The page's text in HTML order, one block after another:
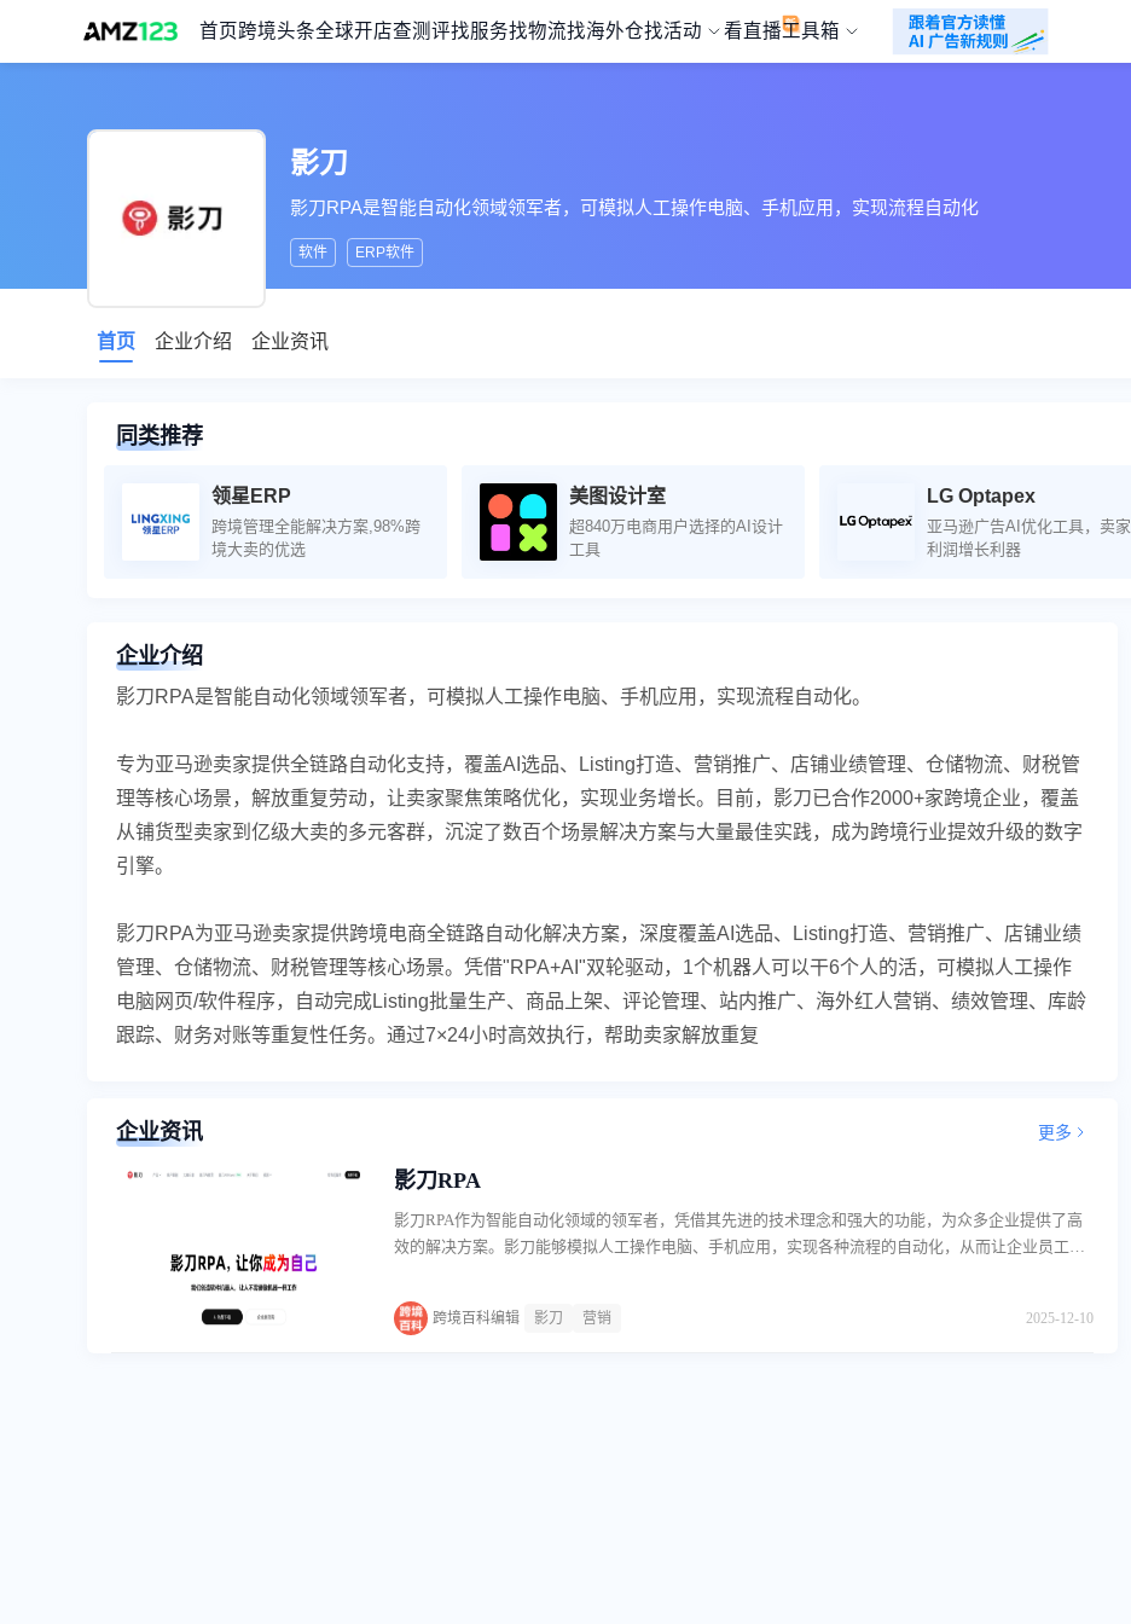
首页 跨境头条全球开店查测评找服务找物流找海外仓找活动 看直播工具箱
影刀
影刀RPA是智能自动化领域领军者，可模拟人工操作电脑、手机应用，实现流程自动化
软件 ERP软件
首页 企业介绍 企业资讯
同类推荐
领星ERP
跨境管理全能解决方案,98%跨
境大卖的优选
美图设计室
超840万电商用户选择的AI设计
工具
LG Optapex
亚马逊广告AI优化工具，卖家
利润增长利器
企业介绍
影刀RPA是智能自动化领域领军者，可模拟人工操作电脑、手机应用，实现流程自动化。
专为亚马逊卖家提供全链路自动化支持，覆盖AI选品、Listing打造、营销推广、店铺业绩管理、仓储物流、财税管
理等核心场景，解放重复劳动，让卖家聚焦策略优化，实现业务增长。目前，影刀已合作2000+家跨境企业，覆盖
从铺货型卖家到亿级大卖的多元客群，沉淀了数百个场景解决方案与大量最佳实践，成为跨境行业提效升级的数字
引擎。
影刀RPA为亚马逊卖家提供跨境电商全链路自动化解决方案，深度覆盖AI选品、Listing打造、营销推广、店铺业绩
管理、仓储物流、财税管理等核心场景。凭借"RPA+AI"双轮驱动，1个机器人可以干6个人的活，可模拟人工操作
电脑网页/软件程序，自动完成Listing批量生产、商品上架、评论管理、站内推广、海外红人营销、绩效管理、库龄
跟踪、财务对账等重复性任务。通过7×24小时高效执行，帮助卖家解放重复
企业资讯 更多
影刀RPA​
影刀RPA作为智能自动化领域的领军者，凭借其先进的技术理念和强大的功能，为众多企业提供了高
效的解决方案。影刀能够模拟人工操作电脑、手机应用，实现各种流程的自动化，从而让企业员工从
支持影刀RPA专注于为电商行业，尤其是亚马逊卖家提供全链路的自动化支持。它覆盖了电商运营的
各个环节，包括AI选品、Listing打造、营销推广、店铺业绩管理、仓储物流以及财税管理等核心场
跨境百科编辑 影刀 营销 2025-12-10